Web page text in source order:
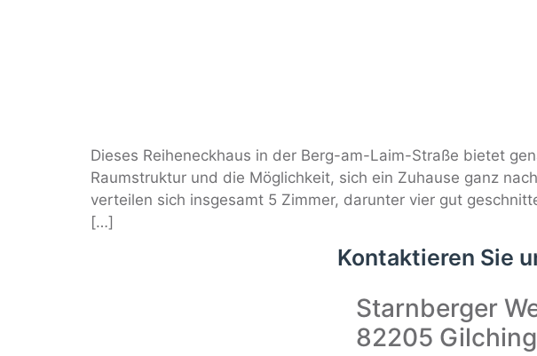
Dieses Reiheneckhaus in der Berg-am-Laim-Straße bietet
Raumstruktur und die Möglichkeit, sich ein Zuhause ganz
verteilen sich insgesamt 5 Zimmer, darunter vier gut
[…]
Kontaktieren Sie
Starnberger
82205 Gilching